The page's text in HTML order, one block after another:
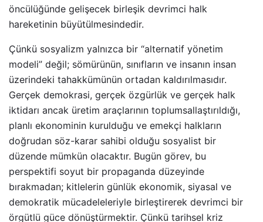
öncülüğünde gelişecek birleşik devrimci halk
hareketinin büyütülmesindedir.
Çünkü sosyalizm yalnızca bir “alternatif yönetim
modeli” değil; sömürünün, sınıfların ve insanın insan
üzerindeki tahakkümünün ortadan kaldırılmasıdır.
Gerçek demokrasi, gerçek özgürlük ve gerçek halk
iktidarı ancak üretim araçlarının toplumsallaştırıldığı,
planlı ekonominin kurulduğu ve emekçi halkların
doğrudan söz-karar sahibi olduğu sosyalist bir
düzende mümkün olacaktır. Bugün görev, bu
perspektifi soyut bir propaganda düzeyinde
bırakmadan; kitlelerin günlük ekonomik, siyasal ve
demokratik mücadeleleriyle birleştirerek devrimci bir
örgütlü güce dönüştürmektir. Çünkü tarihsel kriz